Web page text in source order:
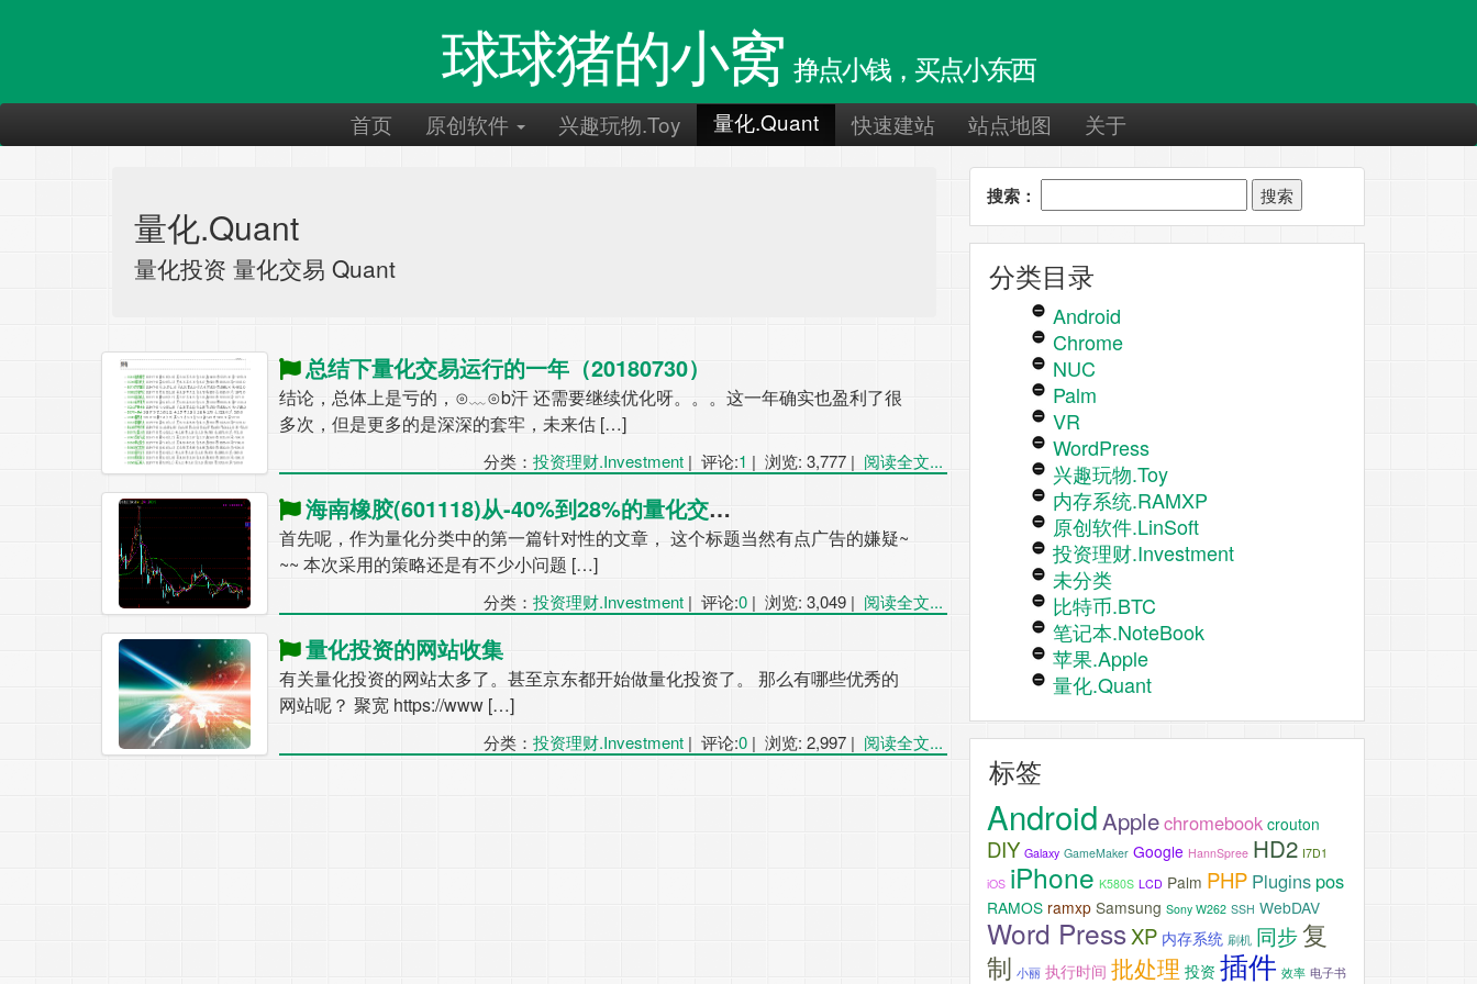
球球猪的小窝 挣点小钱，买点小东西
首页 原创软件 兴趣玩物.Toy 量化.Quant 快速建站 站点地图 关于
量化.Quant
量化投资 量化交易 Quant
总结下量化交易运行的一年（20180730）
结论，总体上是亏的，⊙﹏⊙b汗 还需要继续优化呀。。。这一年确实也盈利了很
多次，但是更多的是深深的套牢，未来估 […]
分类： 投资理财.Investment | 评论:1 | 浏览: 3,777 | 阅读全文...
海南橡胶(601118)从-40%到28%的量化交易(20180321)
首先呢，作为量化分类中的第一篇针对性的文章， 这个标题当然有点广告的嫌疑~
~~ 本次采用的策略还是有不少小问题 […]
分类： 投资理财.Investment | 评论:0 | 浏览: 3,049 | 阅读全文...
量化投资的网站收集
有关量化投资的网站太多了。甚至京东都开始做量化投资了。 那么有哪些优秀的
网站呢？ 聚宽 https://www […]
分类： 投资理财.Investment | 评论:0 | 浏览: 2,997 | 阅读全文...
搜索：
分类目录
Android
Chrome
NUC
Palm
VR
WordPress
兴趣玩物.Toy
内存系统.RAMXP
原创软件.LinSoft
投资理财.Investment
未分类
比特币.BTC
笔记本.NoteBook
苹果.Apple
量化.Quant
标签
Android Applechromebook crouton
DIY Galaxy GameMaker Google HannSpree HD2 I7D1
iOS iPhone K580S LCD Palm PHP Plugins pos
RAMOS ramxp Samsung Sony W262 SSH WebDAV
Word PressXP 内存系统 刷机 同步复
制 小丽 执行时间 批处理 投资 插件 效率 电子书